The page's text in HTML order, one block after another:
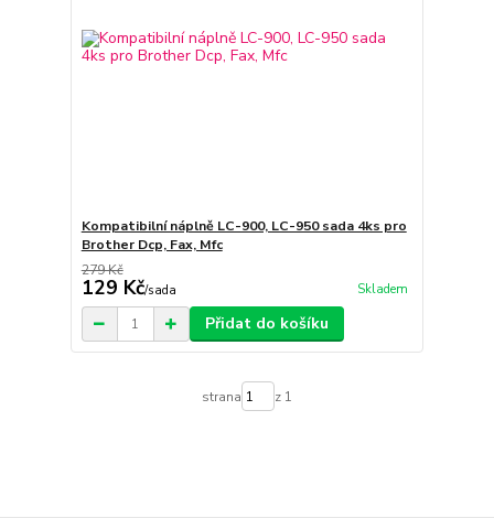
Kompatibilní náplně LC-900, LC-950 sada 4ks pro
Brother Dcp, Fax, Mfc
279 Kč
129 Kč/sada Skladem
Přidat do košíku
strana z 1